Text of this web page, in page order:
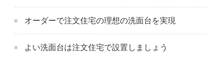
オーダーで注文住宅の理想の洗面台を実現
よい洗面台は注文住宅で設置しましょう